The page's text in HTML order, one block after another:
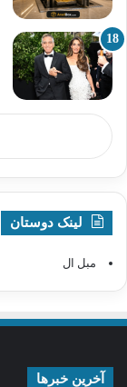
لینک دوستان
مبل ال
آخرین خبرها